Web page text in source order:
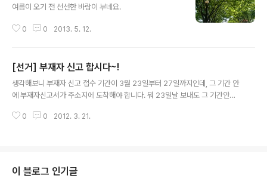
여름이 오기 전 선선한 바람이 부네요.
0 0 2013. 5. 12.
[선거] 부재자 신고 합시다~!
생각해보니 부재자 신고 접수 기간이 3월 23일부터 27일까지인데, 그 기간 안
에 부재자신고서가 주소지에 도착해야 합니다. 뭐 23일날 보내도 그 기간안에
난 번 글에 걸었던 링크는 현재 깨졌기 때문에 다시 링크를 올립니다. 중앙선거
0 0 2012. 3. 21.
이 블로그 인기글